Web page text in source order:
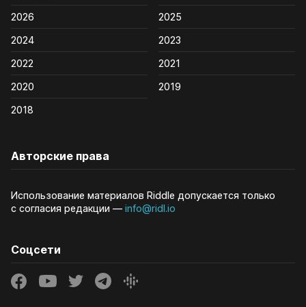
2026
2025
2024
2023
2022
2021
2020
2019
2018
Авторские права
Использование материалов Riddle допускается только
с согласия редакции — info@ridl.io
Соцсети